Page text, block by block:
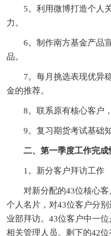
5。利用微博打造个人
力。
6。制作南方基金产品
品。
7。每月挑选表现优异
金的推荐。
8。联系原有核心客户
9。复习期货考试基础
二、第一季度工作完成
1。新分客户拜访工作
对新分配的43位核心
个人名片，对43位客户分
业部拜访。43位客户中一
相关管理人员。剩下的42